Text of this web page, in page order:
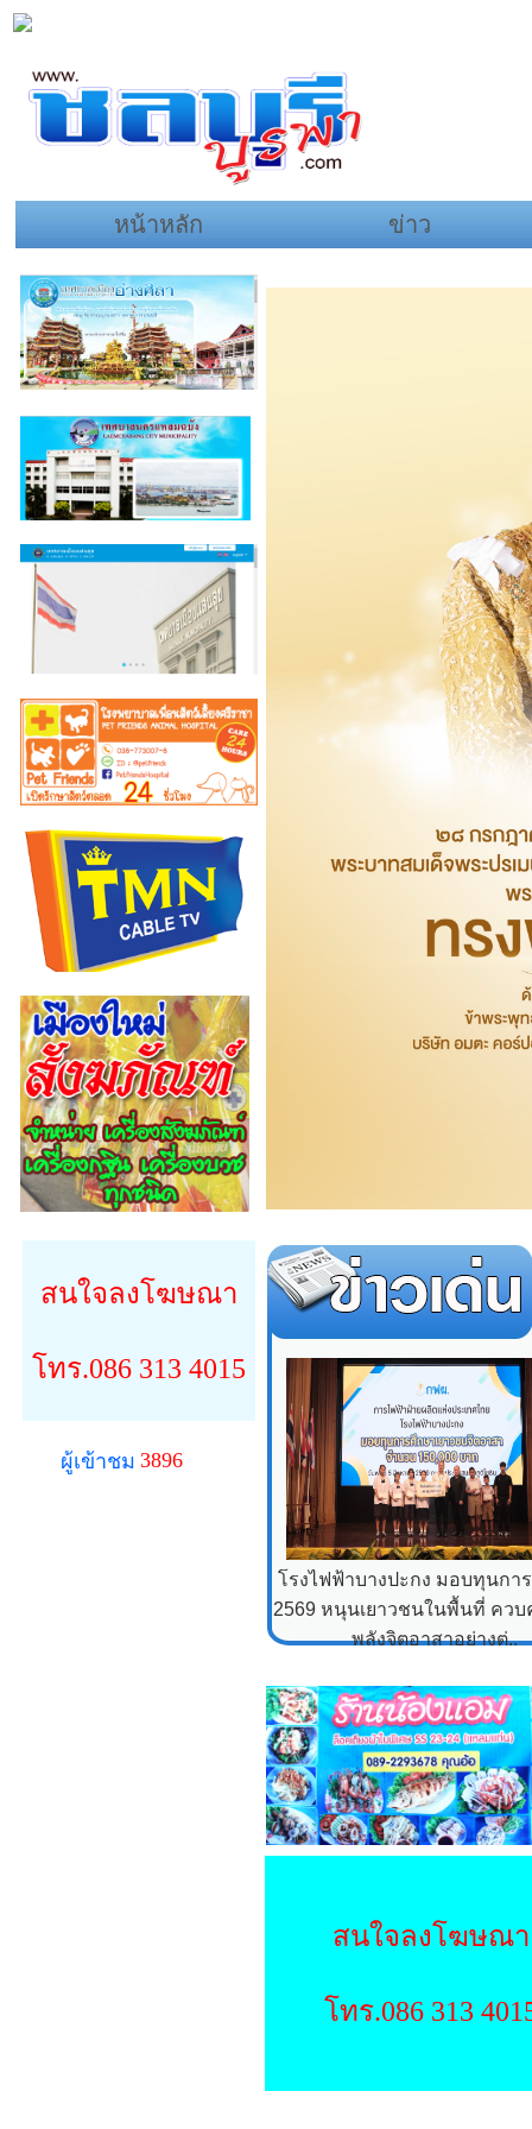
หน้าหลัก ข่าว
สนใจลงโฆษณา
โทร.086 313 4015
ผู้เข้าชม 3896
โรงไฟฟ้าบางปะกง มอบทุนกา
2569 หนุนเยาวชนในพื้นที่ ควบ
พลังจิตอาสาอย่างต่..
สนใจลงโฆษณา
โทร.086 313